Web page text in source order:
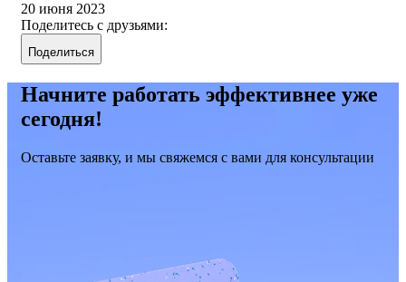
20 июня 2023
Поделитесь с друзьями:
Поделиться
Начните работать эффективнее уже
сегодня!
Оставьте заявку, и мы свяжемся с вами для консультации